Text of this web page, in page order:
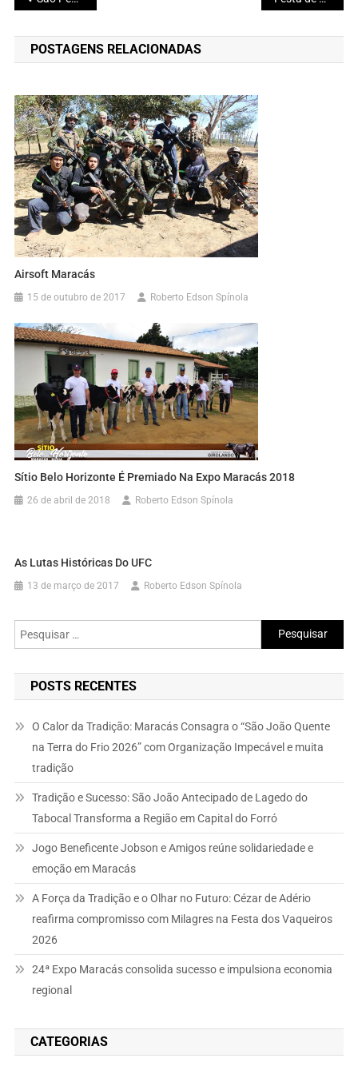
de
Post
POSTAGENS RELACIONADAS
Airsoft Maracás
15 de outubro de 2017 Roberto Edson Spínola
Sítio Belo Horizonte É Premiado Na Expo Maracás 2018
26 de abril de 2018 Roberto Edson Spínola
As Lutas Históricas Do UFC
13 de março de 2017 Roberto Edson Spínola
Pesquisar
por:
POSTS RECENTES
O Calor da Tradição: Maracás Consagra o “São João Quente
na Terra do Frio 2026” com Organização Impecável e muita
tradição
Tradição e Sucesso: São João Antecipado de Lagedo do
Tabocal Transforma a Região em Capital do Forró
Jogo Beneficente Jobson e Amigos reúne solidariedade e
emoção em Maracás
A Força da Tradição e o Olhar no Futuro: Cézar de Adério
reafirma compromisso com Milagres na Festa dos Vaqueiros
2026
24ª Expo Maracás consolida sucesso e impulsiona economia
regional
CATEGORIAS